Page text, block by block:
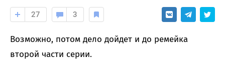
27 3
Возможно, потом дело дойдет и до ремейка
второй части серии.